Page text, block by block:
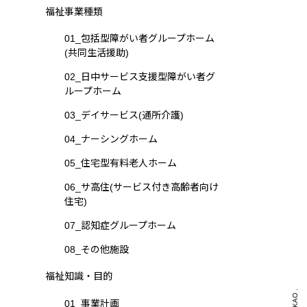
福祉事業種類
01_包括型障がい者グループホーム
(共同生活援助)
02_日中サービス支援型障がい者グ
ループホーム
03_デイサービス(通所介護)
04_ナーシングホーム
05_住宅型有料老人ホーム
06_サ高住(サービス付き高齢者向け
住宅)
07_認知症グループホーム
08_その他施設
福祉知識・目的
01_事業計画